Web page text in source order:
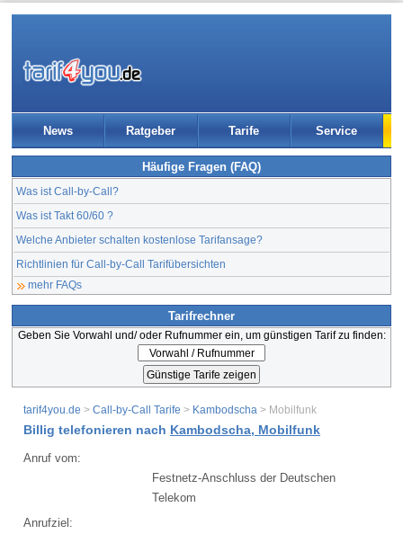
News Ratgeber Tarife Service
Häufige Fragen (FAQ)
Was ist Call-by-Call?
Was ist Takt 60/60 ?
Welche Anbieter schalten kostenlose Tarifansage?
Richtlinien für Call-by-Call Tarifübersichten
mehr FAQs
Tarifrechner
Geben Sie Vorwahl und/ oder Rufnummer ein, um günstigen Tarif zu finden:
tarif4you.de > Call-by-Call Tarife > Kambodscha > Mobilfunk
Billig telefonieren nach Kambodscha, Mobilfunk
Anruf vom:
Festnetz-Anschluss der Deutschen
Telekom
Anrufziel: